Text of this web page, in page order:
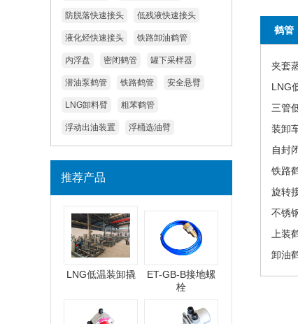
防脱落快速接头 低残液快速接头
液化烃快速接头 铁路卸油鹤管
内浮盘 密闭鹤管 罐下采样器
潜油泵鹤管 铁路鹤管 安全悬臂
LNG卸料臂 粗苯鹤管
浮动出油装置 浮桶选油臂
推荐产品
LNG低温装卸撬
ET-GB-B接地螺
栓
鹤管
夹套
LNG
三管
装卸
自封
铁路
旋转
不锈
上装
卸油